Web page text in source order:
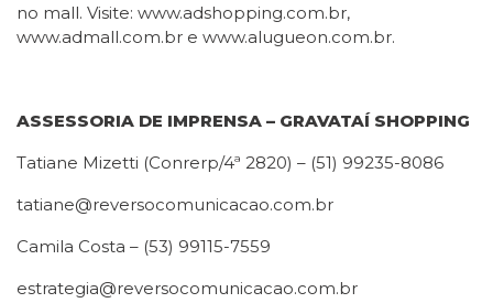
no mall. Visite: www.adshopping.com.br,
www.admall.com.br e www.alugueon.com.br.
ASSESSORIA DE IMPRENSA – GRAVATAÍ SHOPPING
Tatiane Mizetti (Conrerp/4ª 2820) – (51) 99235-8086
tatiane@reversocomunicacao.com.br
Camila Costa – (53) 99115-7559
estrategia@reversocomunicacao.com.br